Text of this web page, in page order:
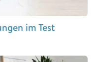
im Test